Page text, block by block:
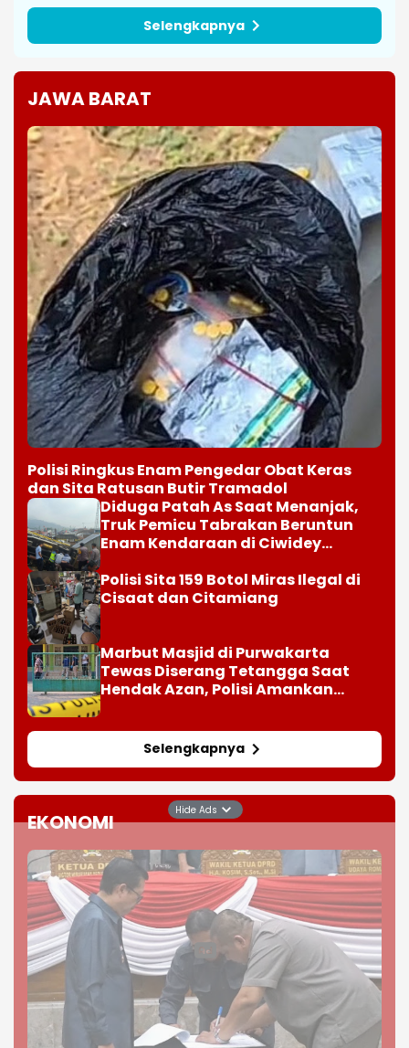
Selengkapnya
JAWA BARAT
Polisi Ringkus Enam Pengedar Obat Keras
dan Sita Ratusan Butir Tramadol
Diduga Patah As Saat Menanjak,
Truk Pemicu Tabrakan Beruntun
Enam Kendaraan di Ciwidey
Polisi Sita 159 Botol Miras Ilegal di
Cisaat dan Citamiang
Marbut Masjid di Purwakarta
Tewas Diserang Tetangga Saat
Hendak Azan, Polisi Amankan
Selengkapnya
EKONOMI Hide Ads